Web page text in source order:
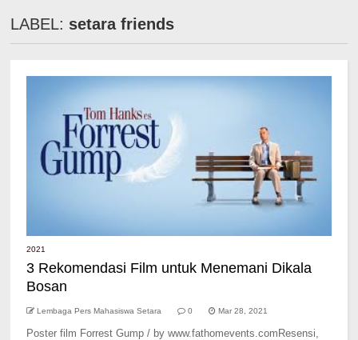
LABEL: setara friends
2021
3 Rekomendasi Film untuk Menemani Dikala
Bosan
Lembaga Pers Mahasiswa Setara 0 Mar 28, 2021
Poster film Forrest Gump / by www.fathomevents.comResensi,